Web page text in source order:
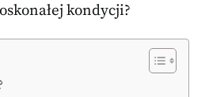
kondycji?